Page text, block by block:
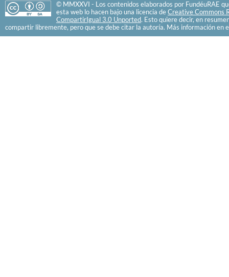
© MMXXVI - Los contenidos elaborados por FundéuRAE
esta web lo hacen bajo una licencia de Creative Commons
CompartirIgual 3.0 Unported. Esto quiere decir, en
compartir libremente, pero que se debe citar la autoría. Más información en